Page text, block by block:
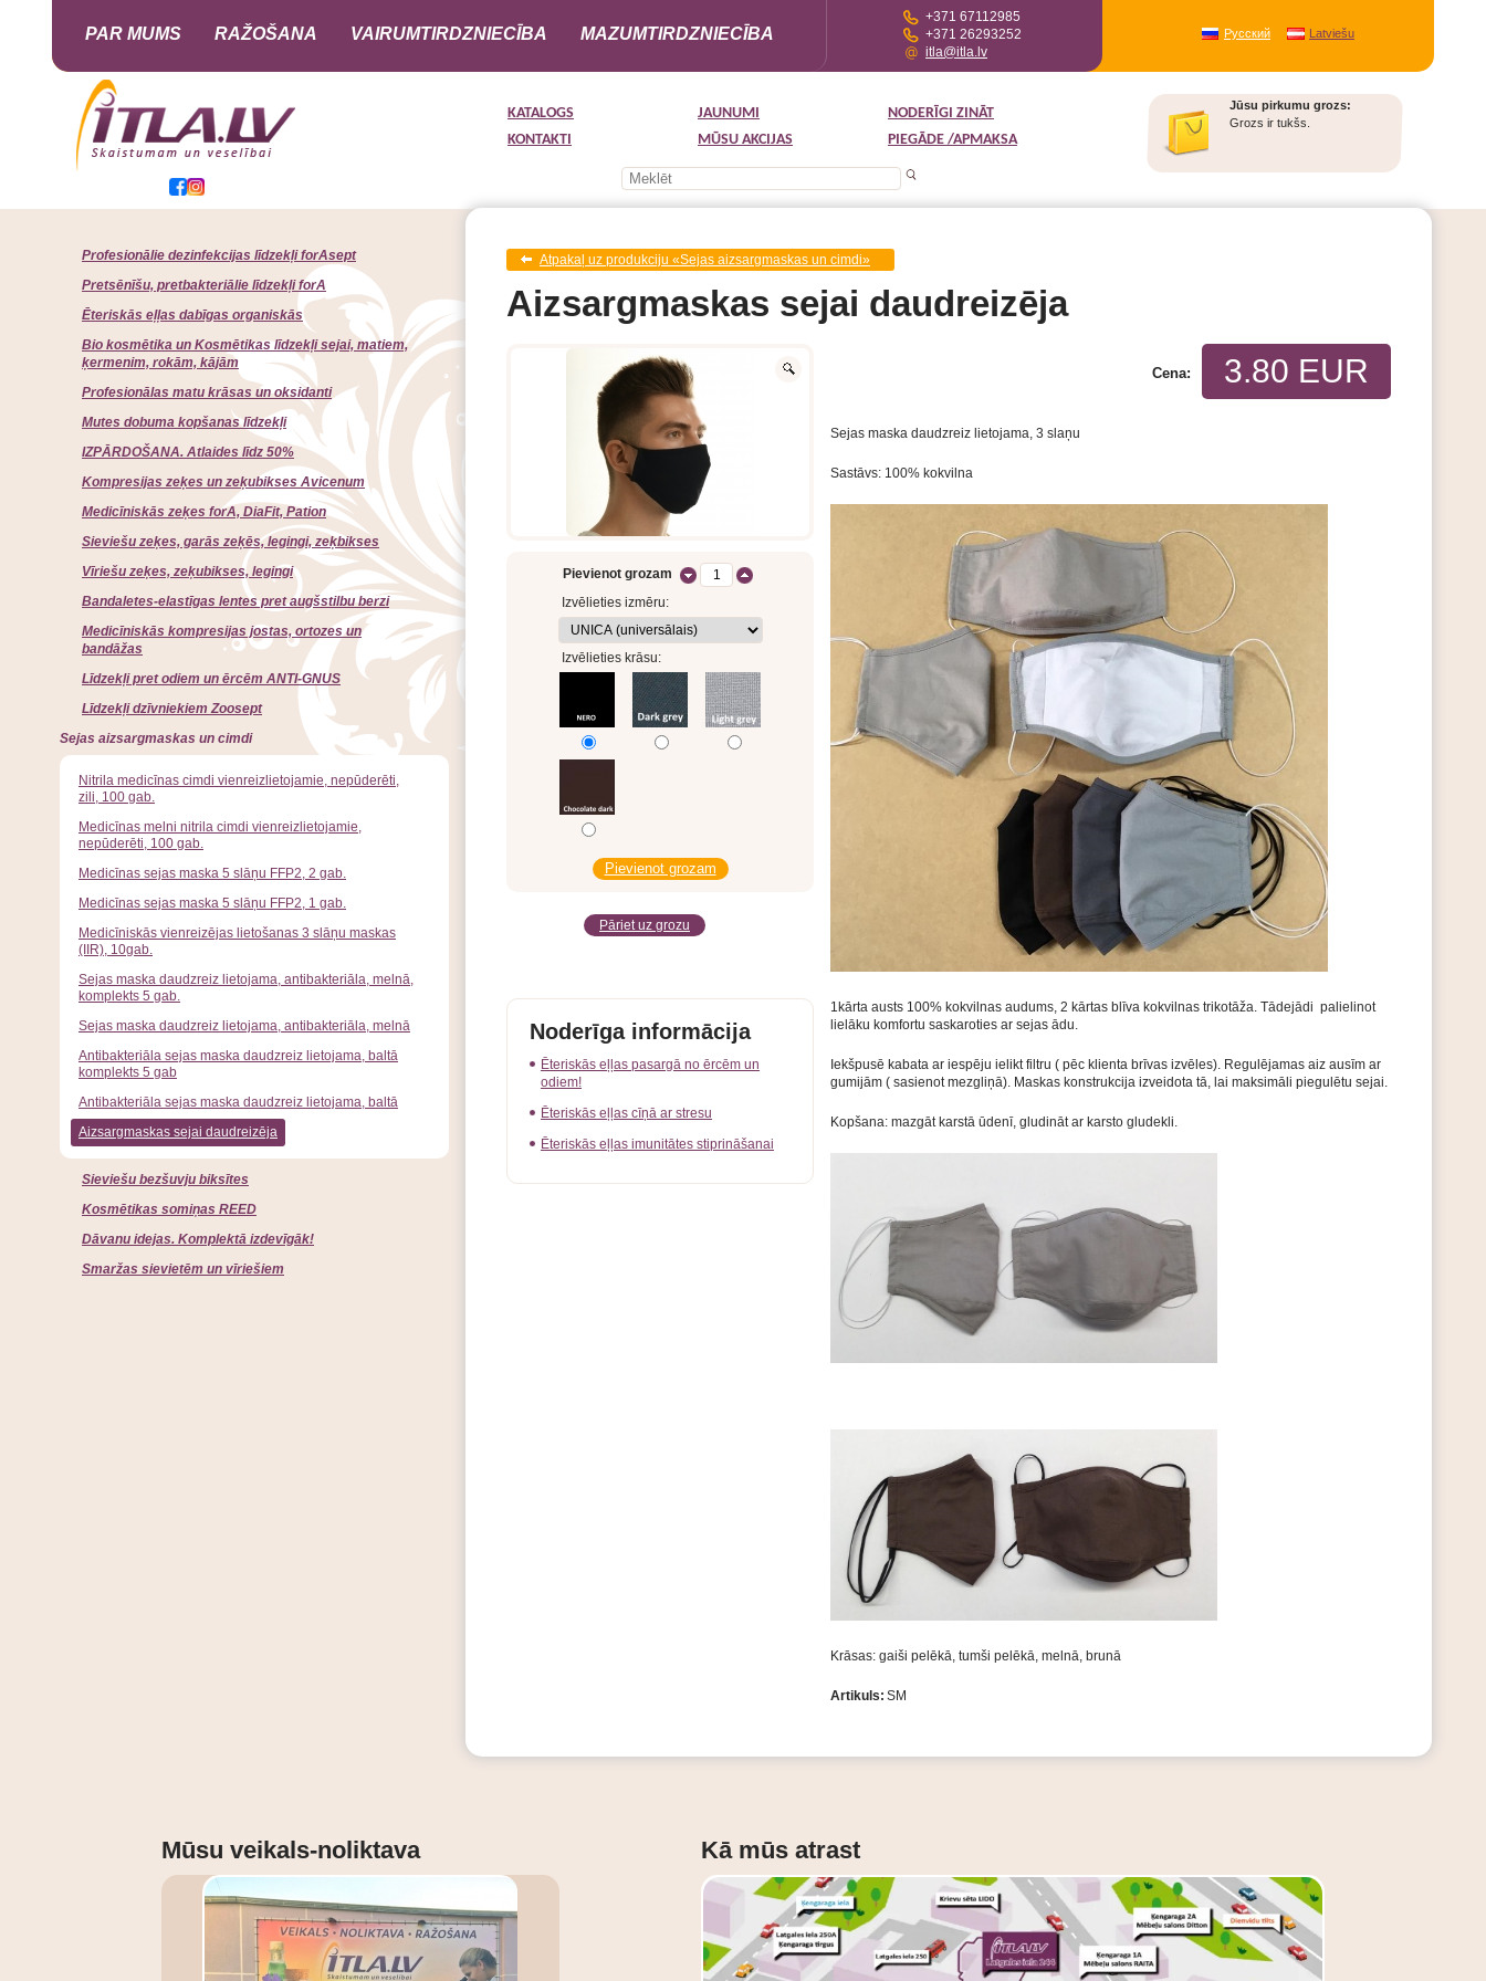
KATALOGS JAUNUMI
NODERĪGI ZINĀT
KONTAKTI
MŪSU AKCIJAS PIEGĀDE /APMAKSA
Jūsu pirkumu grozs:
Grozs ir tukšs.
PAR MUMS RAŽOŠANA VAIRUMTIRDZNIECĪBA MAZUMTIRDZNIECĪBA
+371 67112985
+371 26293252
itla@itla.lv
Русский Latviešu
Atpakaļ uz produkciju «Sejas aizsargmaskas un cimdi»
Aizsargmaskas sejai daudreizēja
Pievienot grozam
Izvēlieties izmēru:
Izvēlieties krāsu:
Pāriet uz grozu
Noderīga informācija
Ēteriskās eļļas pasargā no ērcēm un
odiem!
Ēteriskās eļļas cīņā ar stresu
Ēteriskās eļļas imunitātes stiprināšanai
3.80 EUR
Cena:
Sejas maska daudzreiz lietojama, 3 slaņu
Sastāvs: 100% kokvilna
1kārta austs 100% kokvilnas audums, 2 kārtas blīva kokvilnas trikotāža. Tādejādi palielinot
lielāku komfortu saskaroties ar sejas ādu.
Iekšpusē kabata ar iespēju ielikt filtru ( pēc klienta brīvas izvēles). Regulējamas aiz ausīm ar
gumijām ( sasienot mezgliņā). Maskas konstrukcija izveidota tā, lai maksimāli piegulētu sejai.
Kopšana: mazgāt karstā ūdenī, gludināt ar karsto gludekli.
Krāsas: gaiši pelēkā, tumši pelēkā, melnā, brunā
Artikuls: SM
Profesionālie dezinfekcijas līdzekļi forAsept
Pretsēnīšu, pretbakteriālie līdzekļi forA
Ēteriskās eļļas dabīgas organiskās
Bio kosmētika un Kosmētikas līdzekļi sejai, matiem,
ķermenim, rokām, kājām
Profesionālas matu krāsas un oksidanti
Mutes dobuma kopšanas līdzekļi
IZPĀRDOŠANA. Atlaides līdz 50%
Kompresijas zeķes un zeķubikses Avicenum
Medicīniskās zeķes forA, DiaFit, Pation
Sieviešu zeķes, garās zeķēs, legingi, zeķbikses
Vīriešu zeķes, zeķubikses, legingi
Bandaletes-elastīgas lentes pret augšstilbu berzi
Medicīniskās kompresijas jostas, ortozes un
bandāžas
Līdzekļi pret odiem un ērcēm ANTI-GNUS
Līdzekļi dzīvniekiem Zoosept
Sejas aizsargmaskas un cimdi
Nitrila medicīnas cimdi vienreizlietojamie, nepūderēti,
zili, 100 gab.
Medicīnas melni nitrila cimdi vienreizlietojamie,
nepūderēti, 100 gab.
Medicīnas sejas maska 5 slāņu FFP2, 2 gab.
Medicīnas sejas maska 5 slāņu FFP2, 1 gab.
Medicīniskās vienreizējas lietošanas 3 slāņu maskas
(IIR), 10gab.
Sejas maska daudzreiz lietojama, antibakteriāla, melnā,
komplekts 5 gab.
Sejas maska daudzreiz lietojama, antibakteriāla, melnā
Antibakteriāla sejas maska daudzreiz lietojama, baltā
komplekts 5 gab
Antibakteriāla sejas maska daudzreiz lietojama, baltā
Aizsargmaskas sejai daudreizēja
Sieviešu bezšuvju biksītes
Kosmētikas somiņas REED
Dāvanu idejas. Komplektā izdevīgāk!
Smaržas sievietēm un vīriešiem
Mūsu veikals-noliktava Kā mūs atrast